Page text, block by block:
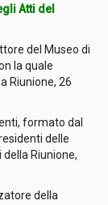
Atti del
del Museo di
la quale
Riunione, 26
formato dal
delle
Riunione,
della